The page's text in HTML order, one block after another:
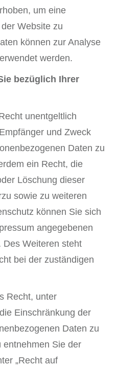
um eine
Website zu
können zur Analyse
werden.
bezüglich Ihrer
unentgeltlich
und Zweck
Daten zu
ein Recht, die
Löschung dieser
sowie zu weiteren
können Sie sich
angegebenen
Des Weiteren steht
bei der zuständigen
Recht, unter
Einschränkung der
Daten zu
entnehmen Sie der
„Recht auf